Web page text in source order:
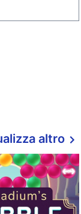
altro